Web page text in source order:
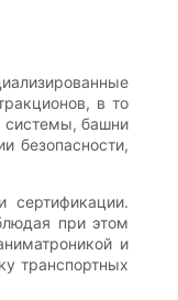
в то
системы, башни
безопасности,
сертификации.
при этом
и
транспортных